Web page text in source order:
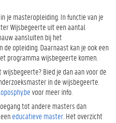
je masteropleiding. In functie van je
Wijsbegeerte uit een aantal
aansluiten bij het
opleiding. Daarnaast kan je ook een
programma wijsbegeerte komen.
Bied je dan aan voor de
in de wijsbegeerte.
voor meer info.
tot andere masters dan
educatieve master. Het overzicht